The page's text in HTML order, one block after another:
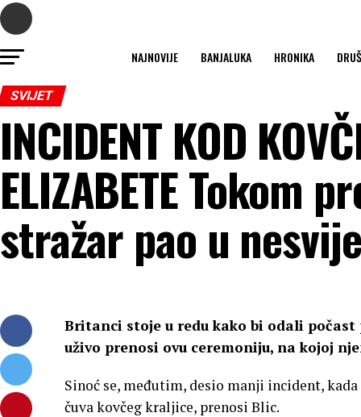
NAJNOVIJE BANJALUKA HRONIKA
SVIJET
INCIDENT KOD
ELIZABETE Tokom
stražar pao u
Britanci stoje u redu kako bi odali
uživo prenosi ovu ceremoniju, na kojoj
Sinoć se, međutim, desio manji incident,
čuva kovčeg kraljice, prenosi Blic.